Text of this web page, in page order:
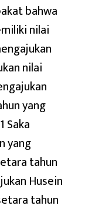
bahwa
nilai
nilai
yang
Saka
yang
tahun
Husein
tahun